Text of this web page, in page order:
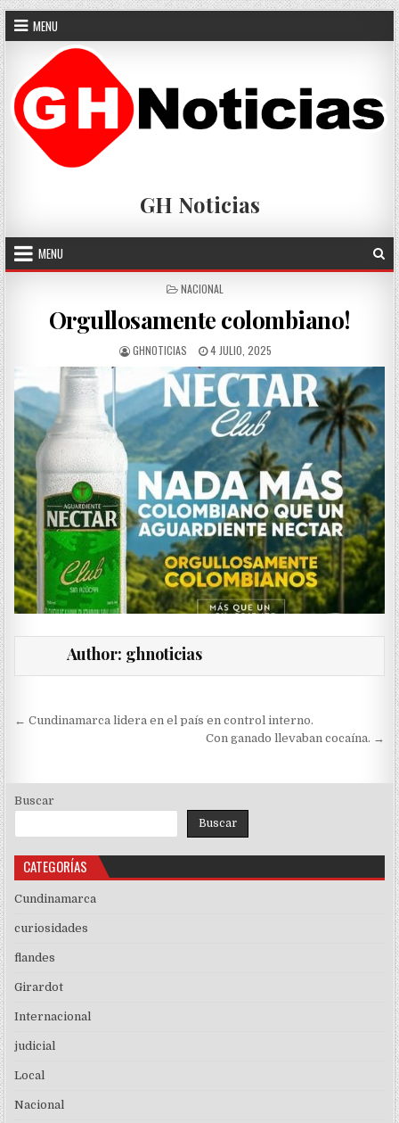
Skip
to
content
MENU
GH Noticias
MENU
POSTED
NACIONAL
Orgullosamente colombiano!
AUTHOR:
GHNOTICIAS
PUBLISHED
DATE:
4 JULIO, 2025
Author: ghnoticias
Navegación
← Cundinamarca lidera en el país en control interno.
Con ganado llevaban cocaína. →
Buscar
Buscar
CATEGORÍAS
Cundinamarca
curiosidades
flandes
Girardot
Internacional
judicial
Local
Nacional